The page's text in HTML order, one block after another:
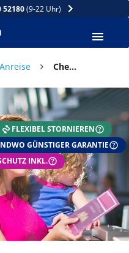
(9-22 Uhr)
Check-in – Online & am Flughafen
FLEXIBEL STORNIEREN
eSIM
GARANTIE
INKL.
SICH
urlaub App
Cashback
automatisch aktiviert